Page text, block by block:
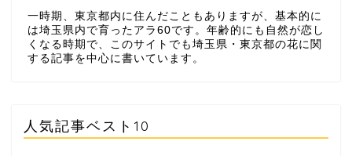
一時期、東京都内に住んだこともありますが、基本的に
は埼玉県内で育ったアラ60です。年齢的にも自然が恋し
くなる時期で、このサイトでも埼玉県・東京都の花に関
する記事を中心に書いています。
人気記事ベスト10